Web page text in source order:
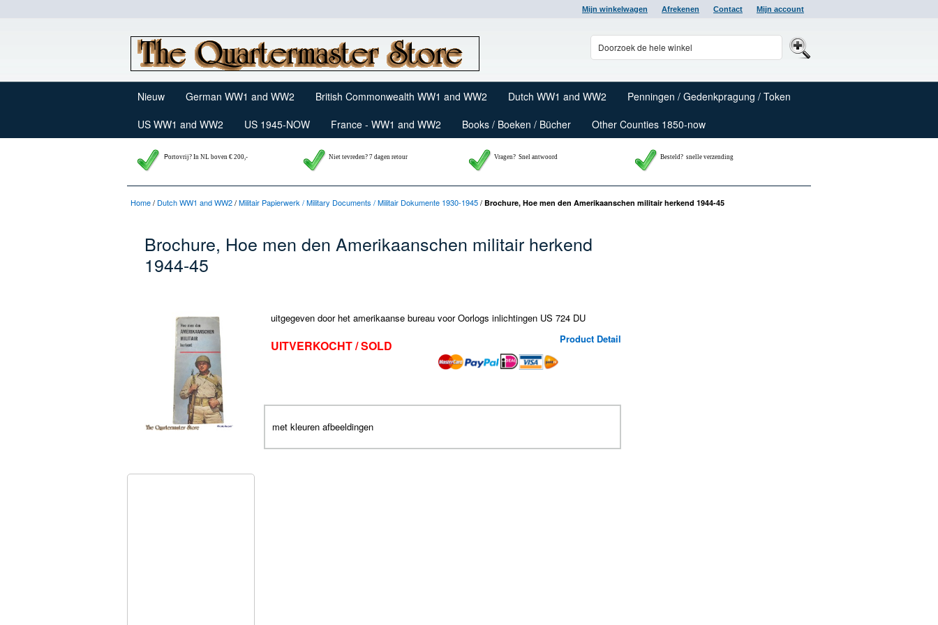
Mijn winkelwagen Afrekenen Contact Mijn account
Nieuw German WW1 and WW2 British Commonwealth WW1 and WW2 Dutch WW1 and WW2
Penningen / Gedenkpragung / Token
US WW1 and WW2
US 1945-NOW France - WW1 and WW2 Books / Boeken / Bücher Other Counties 1850-now
Portovrij? In NL boven € 200,- Niet tevreden? 7 dagen retour Vragen? Snel antwoord Besteld? snelle verzending
Home/ Dutch WW1 and WW2/Militair Papierwerk / Military Documents / Militair Dokumente 1930-1945/ Brochure, Hoe men den Amerikaanschen militair herkend 1944-45
Brochure, Hoe men den Amerikaanschen militair herkend
1944-45
uitgegeven door het amerikaanse bureau voor Oorlogs inlichtingen US 724 DU
Product Detail
UITVERKOCHT / SOLD
met kleuren afbeeldingen